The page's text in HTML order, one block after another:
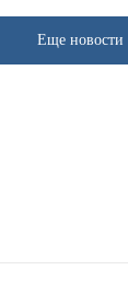
Еще новости